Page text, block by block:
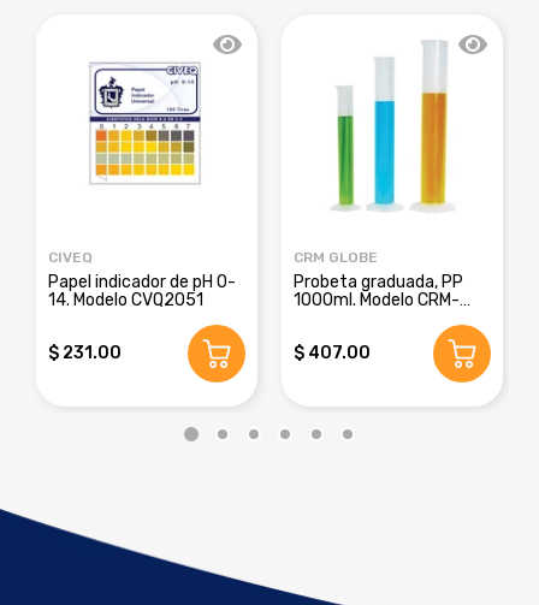
CIVEQ
Papel indicador de pH 0-
14. Modelo CVQ2051
$ 231.00
CRM GLOBE
Probeta graduada, PP
1000ml. Modelo CRM-
$ 407.00